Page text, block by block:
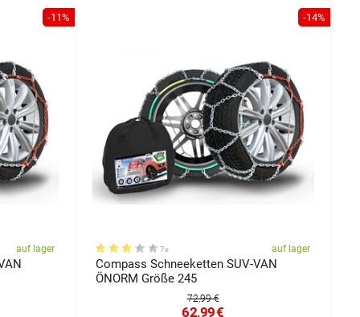
-11%
auf lager
-14%
7x auf lager
Compass Schneeketten SUV-VAN
ÖNORM Größe 245
72,99 €
62,99€